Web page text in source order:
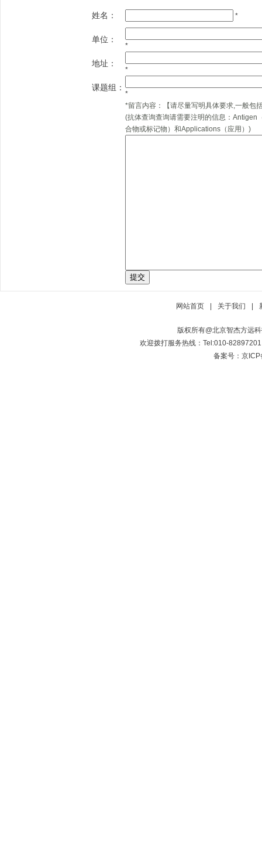
姓名： *
单位：
*
地址：
*
课题组：
*
*留言内容：
【请尽量写明具体要求,一般包
(抗体查询查询请需要注明的信息：Antigen
合物或标记物）和Applications（应用）)
网站首页 关于我们
版权所有@北京智杰方
欢迎拨打服务热线：Tel:010-
备案号：京